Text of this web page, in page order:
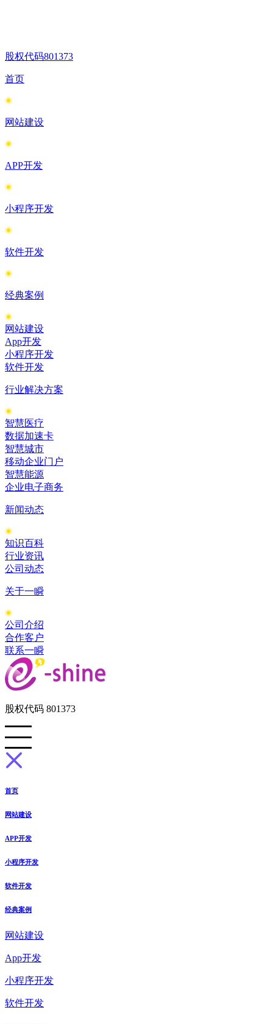
股权代码801373
首页
网站建设
APP开发
小程序开发
软件开发
经典案例
网站建设
App开发
小程序开发
软件开发
行业解决方案
智慧医疗
数据加速卡
智慧城市
移动企业门户
智慧能源
企业电子商务
新闻动态
知识百科
行业资讯
公司动态
关于一瞬
公司介绍
合作客户
联系一瞬
股权代码 801373
首页
网站建设
APP开发
小程序开发
软件开发
经典案例
网站建设
App开发
小程序开发
软件开发